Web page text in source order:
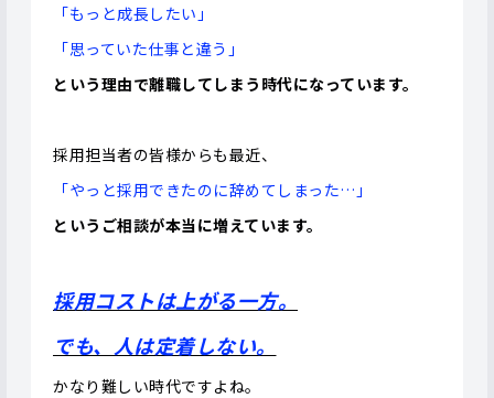
「もっと成長したい」
「思っていた仕事と違う」
という理由で離職してしまう時代になっています。
採用担当者の皆様からも最近、
「やっと採用できたのに辞めてしまった…」
というご相談が本当に増えています。
採用コストは上がる一方。
でも、人は定着しない。
かなり難しい時代ですよね。